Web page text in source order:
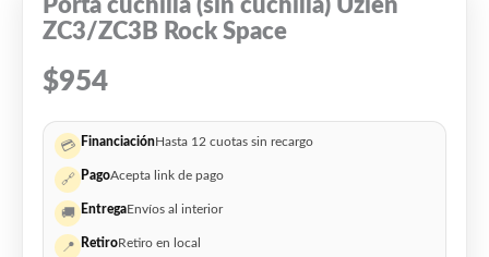
Porta cuchilla (sin cuchilla) Uzien
ZC3/ZC3B Rock Space
$954
💳 FinanciaciónHasta 12 cuotas sin recargo
🔗 PagoAcepta link de pago
🚚 EntregaEnvíos al interior
📍 RetiroRetiro en local